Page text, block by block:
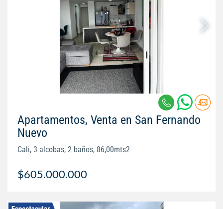
Apartamentos, Venta en San Fernando
Nuevo
Cali, 3 alcobas, 2 baños, 86,00mts2
$605.000.000